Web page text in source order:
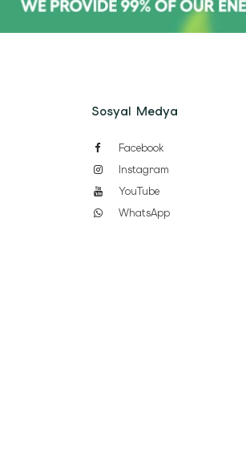
Sosyal Medya
Facebook
Instagram
YouTube
WhatsApp